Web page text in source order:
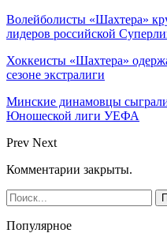
Волейболисты «Шахтера»
лидеров российской
Хоккеисты «Шахтера»
сезоне экстралиги
Минские динамовцы
Юношеской лиги УЕФА
Prev Next
Комментарии закрыты.
Популярное